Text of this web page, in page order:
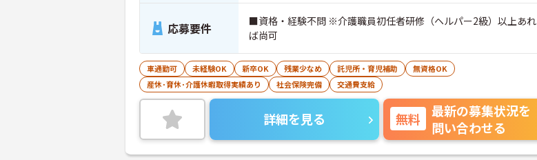
応募要件
■資格・経験不問 ※介護職員初任者研修（ヘルパー2級）以上あれ
ば尚可
車通勤可 未経験OK 新卒OK 残業少なめ 託児所・育児補助
無資格OK
産休･育休･介護休暇取得実績あり
社会保険完備 交通費支給
詳細を見る 無料
最新の募集状況を
問い合わせる